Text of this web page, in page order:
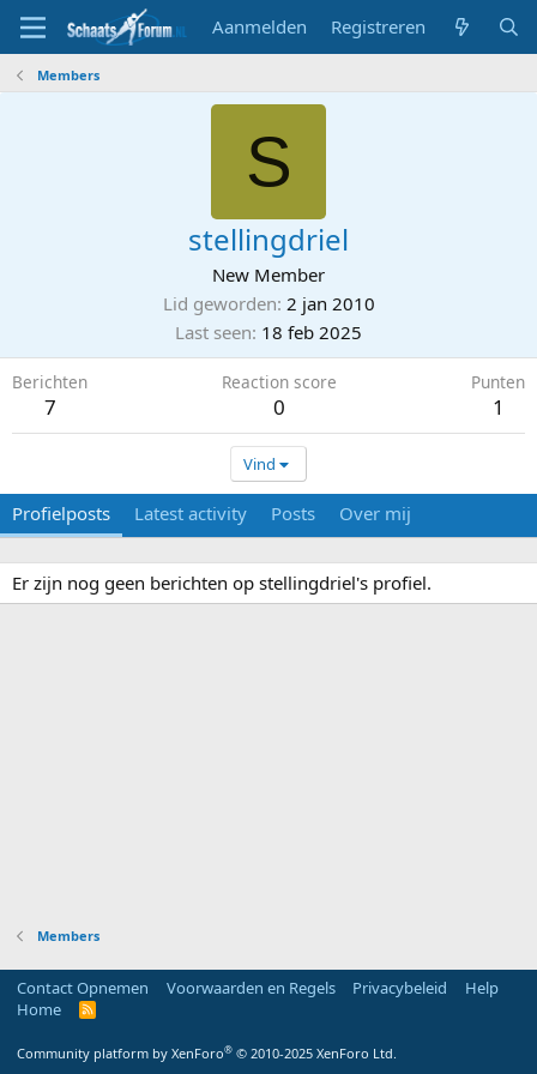
Aanmelden Registreren
Members
S
stellingdriel
New Member
Lid geworden 2 jan 2010
Last seen 18 feb 2025
Berichten
7
Reaction score
0
Punten
1
Vind
Profielposts Latest activity Posts Over mij
Er zijn nog geen berichten op stellingdriel's profiel.
Members
Contact Opnemen Voorwaarden en Regels Privacybeleid
Help
Home
R
Community platform by XenForo® © 2010-2025 XenForo Ltd.